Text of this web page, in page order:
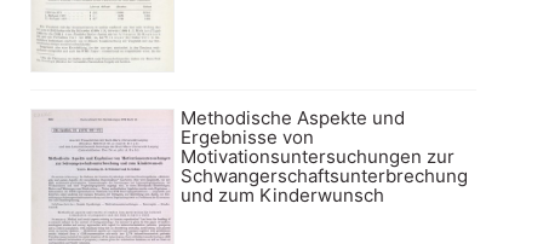
Methodische Aspekte und
Ergebnisse von
Motivationsuntersuchungen zur
Schwangerschaftsunterbrechung
und zum Kinderwunsch